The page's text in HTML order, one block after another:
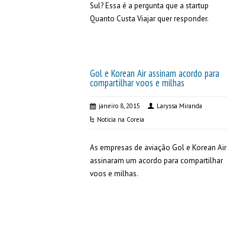
Sul? Essa é a pergunta que a startup
Quanto Custa Viajar quer responder.
Gol e Korean Air assinam acordo para
compartilhar voos e milhas
janeiro 8, 2015
Laryssa Miranda
Noticia na Coreia
As empresas de aviação Gol e Korean Air
assinaram um acordo para compartilhar
voos e milhas.